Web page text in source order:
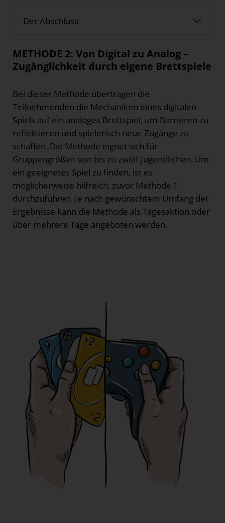
Der Abschluss
METHODE 2: Von Digital zu Analog –
Zugänglichkeit durch eigene Brettspiele
Bei dieser Methode übertragen die
Teilnehmenden die Mechaniken eines digitalen
Spiels auf ein analoges Brettspiel, um Barrieren zu
reflektieren und spielerisch neue Zugänge zu
schaffen. Die Methode eignet sich für
Gruppengrößen von bis zu zwölf Jugendlichen. Um
ein geeignetes Spiel zu finden, ist es
möglicherweise hilfreich, zuvor Methode 1
durchzuführen. Je nach gewünschtem Umfang der
Ergebnisse kann die Methode als Tagesaktion oder
über mehrere Tage angeboten werden.